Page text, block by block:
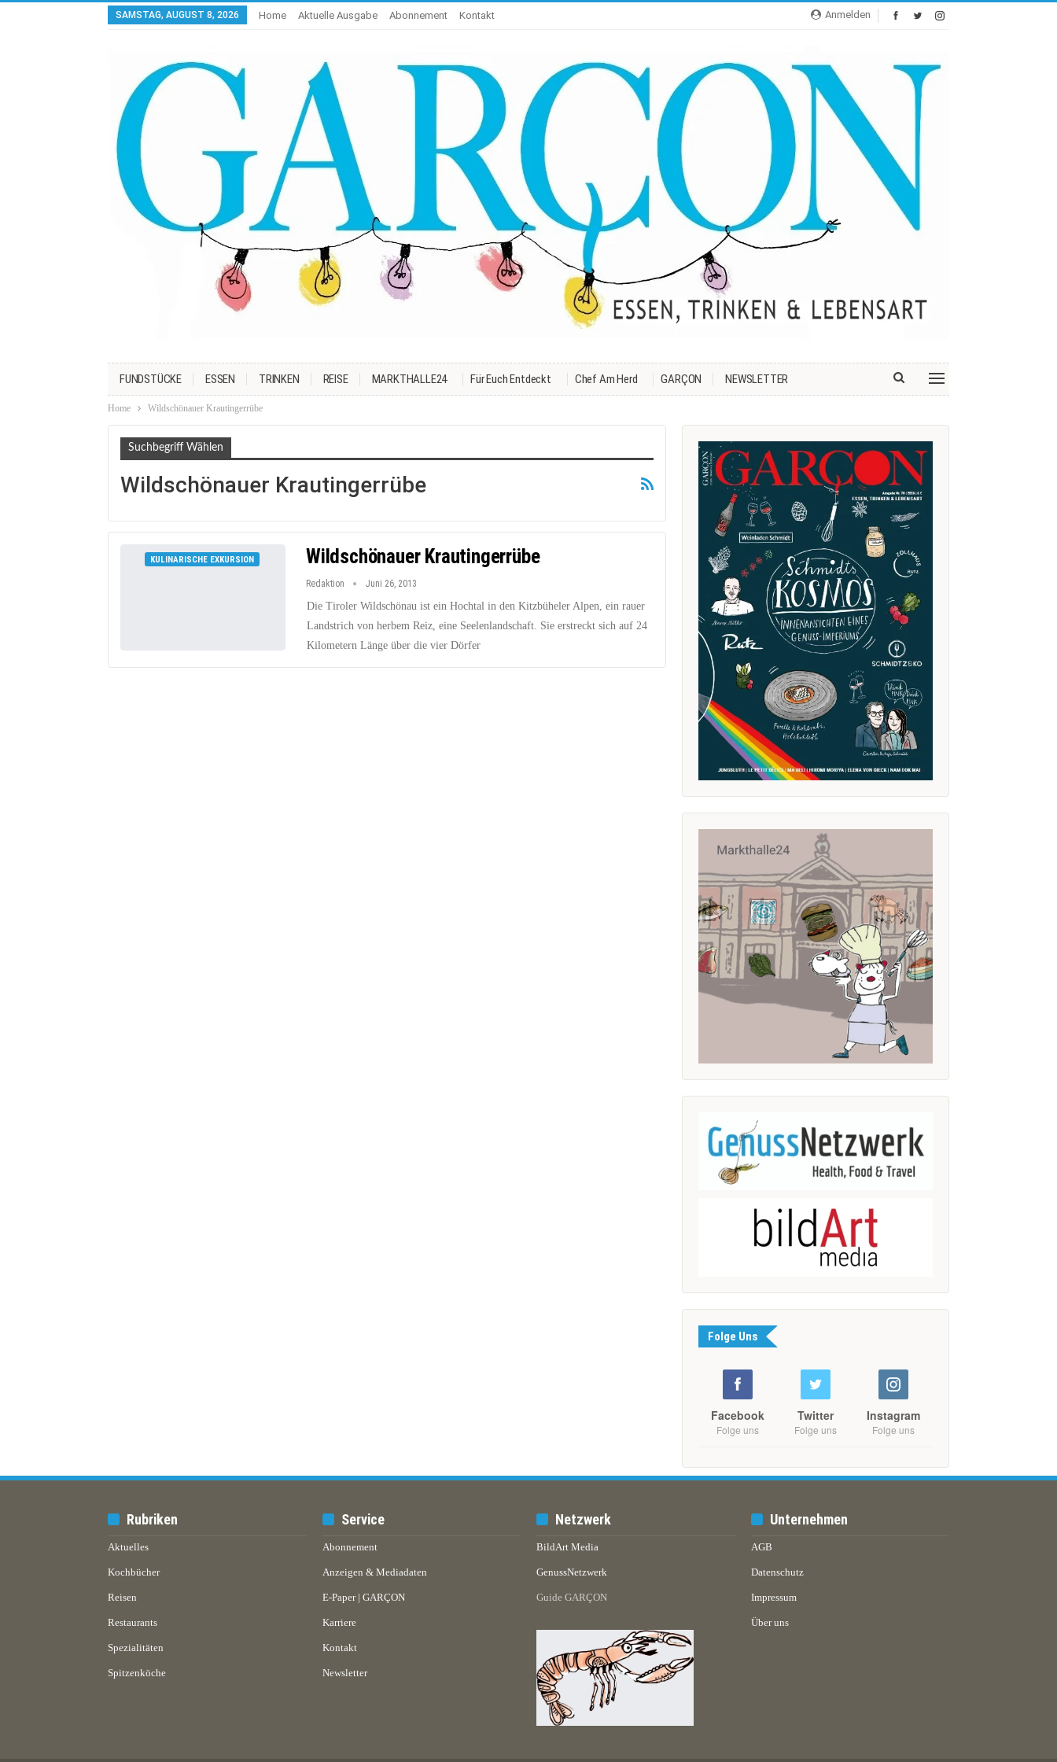
Anmelden
SAMSTAG, AUGUST 8, 2026 Home Aktuelle Ausgabe Abonnement Kontakt
FUNDSTÜCKE ESSEN TRINKEN REISE MARKTHALLE24 Für Euch Entdeckt Chef Am Herd GARÇON NEWSLETTER
Home Wildschönauer Krautingerrübe
Suchbegriff Wählen
Wildschönauer Krautingerrübe
KULINARISCHE EXKURSION Wildschönauer Krautingerrübe
Redaktion Juni 26, 2013
Die Tiroler Wildschönau ist ein Hochtal in den Kitzbüheler Alpen, ein rauer
Landstrich von herbem Reiz, eine Seelenlandschaft. Sie erstreckt sich auf 24
Kilometern Länge über die vier Dörfer
Folge Uns
Facebook
Folge uns
Twitter
Folge uns
Instagram
Folge uns
Rubriken
Aktuelles
Kochbücher
Reisen
Restaurants
Spezialitäten
Spitzenköche
Service
Abonnement
Anzeigen & Mediadaten
E-Paper | GARÇON
Karriere
Kontakt
Newsletter
Netzwerk
BildArt Media
GenussNetzwerk
Guide GARÇON
Unternehmen
AGB
Datenschutz
Impressum
Über uns